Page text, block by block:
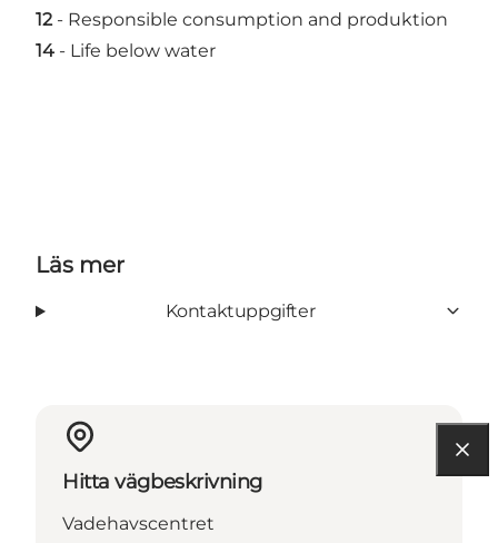
12- Responsible consumption and produktion
14 - Life below water
Läs mer
Kontaktuppgifter
Hitta vägbeskrivning
Vadehavscentret